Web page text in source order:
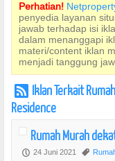
Perhatian!
penyedia layanan
jawab terhadap isi
dalam menanggapi
materi/content iklan
menjadi tanggung
r Iklan Terkait
Residence
Rumah Murah
P 24 Juni 2021 ,